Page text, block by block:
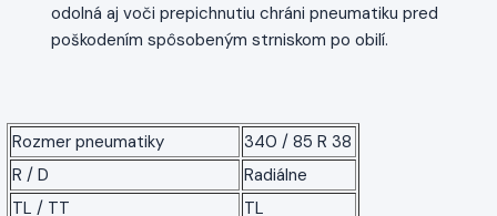
odolná aj voči prepichnutiu chráni pneumatiku pred
poškodením spôsobeným strniskom po obilí.
Rozmer pneumatiky
340 / 85 R 38
R / D
Radiálne
TL / TT
TL